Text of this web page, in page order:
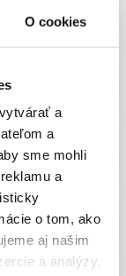
O cookies
a
a
sme mohli
a
o tom, ako
aj našim
a analýzy.